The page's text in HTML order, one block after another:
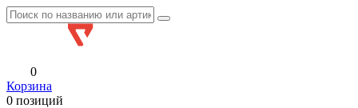
0
Корзина
0 позиций